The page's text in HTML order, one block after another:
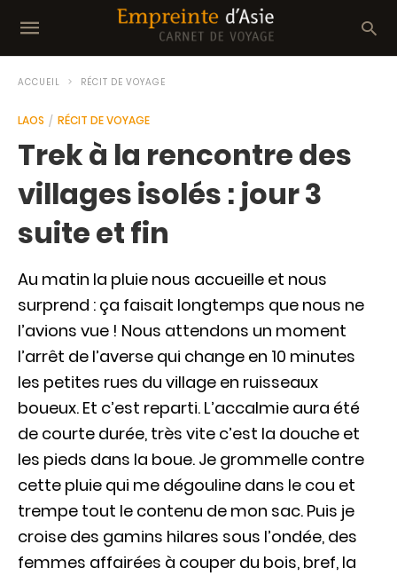
ACCUEIL RÉCIT DE VOYAGE
LAOS RÉCIT DE VOYAGE
Trek à la rencontre des
villages isolés : jour 3
suite et fin
Au matin la pluie nous accueille et nous
surprend : ça faisait longtemps que nous ne
l’avions vue ! Nous attendons un moment
l’arrêt de l’averse qui change en 10 minutes
les petites rues du village en ruisseaux
boueux. Et c’est reparti. L’accalmie aura été
de courte durée, très vite c’est la douche et
les pieds dans la boue. Je grommelle contre
cette pluie qui me dégouline dans le cou et
trempe tout le contenu de mon sac. Puis je
croise des gamins hilares sous l’ondée, des
femmes affairées à couper du bois, bref, la